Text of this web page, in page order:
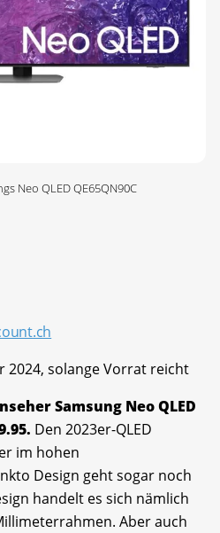
Neo QLED QE65QN90C
2024, solange Vorrat reicht
Samsung Neo QLED
Den 2023er-QLED
im hohen
Design geht sogar noch
handelt es sich nämlich
Aber auch